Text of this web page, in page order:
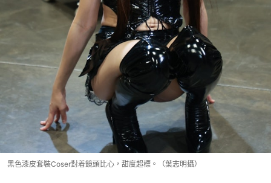
黑色漆皮套裝Coser對着鏡頭比心，甜度超標。（葉志明攝）